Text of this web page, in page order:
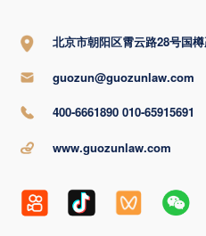
北京市朝阳区霄云路28号国
guozun@guozunlaw.com
400-6661890 010-65915691
www.guozunlaw.com